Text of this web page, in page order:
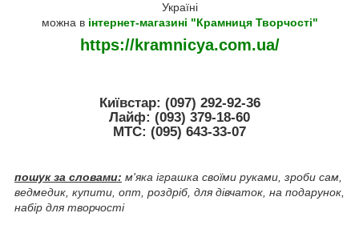
Україні
можна в інтернет-магазині "Крамниця Творчості"
https://kramnicya.com.ua/
Київстар: (097) 292-92-36
Лайф: (093) 379-18-60
МТС: (095) 643-33-07
пошук за словами: м'яка іграшка своїми руками, зроби сам,
ведмедик, купити, опт, роздріб, для дівчаток, на подарунок,
набір для творчості